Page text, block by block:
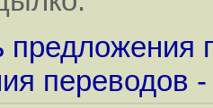
предложения
переводов